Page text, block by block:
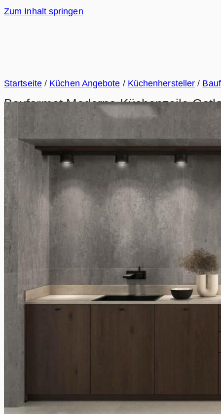
Zum Inhalt springen
Startseite / Küchen Angebote / Küchenhersteller /
Bauformat Moderne Küchenzeile